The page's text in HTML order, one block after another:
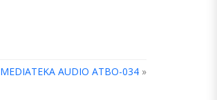
MEDIATEKA AUDIO ATBO-034 »